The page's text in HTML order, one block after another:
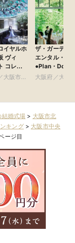
イヤルホ
ヴィ
コレク
大阪市北
ザ・ガーデン
エンタル・大
●Plan・Do・
グループ
大阪府／大阪
結婚式場 > 大阪市北
キング> 大阪市中央
ージ目